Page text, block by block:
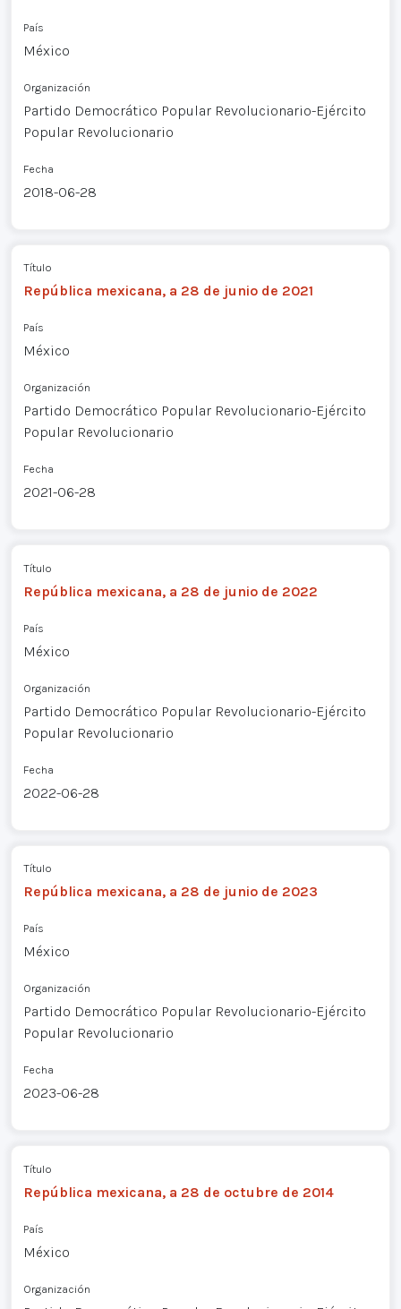
País
México
Organización
Partido Democrático Popular Revolucionario-Ejército
Popular Revolucionario
Fecha
2018-06-28
Título
República mexicana, a 28 de junio de 2021
País
México
Organización
Partido Democrático Popular Revolucionario-Ejército
Popular Revolucionario
Fecha
2021-06-28
Título
República mexicana, a 28 de junio de 2022
País
México
Organización
Partido Democrático Popular Revolucionario-Ejército
Popular Revolucionario
Fecha
2022-06-28
Título
República mexicana, a 28 de junio de 2023
País
México
Organización
Partido Democrático Popular Revolucionario-Ejército
Popular Revolucionario
Fecha
2023-06-28
Título
República mexicana, a 28 de octubre de 2014
País
México
Organización